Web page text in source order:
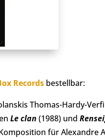
Recordsbestellbar:
Thomas-Hardy-
Le clan (1988) und
für Alexandre